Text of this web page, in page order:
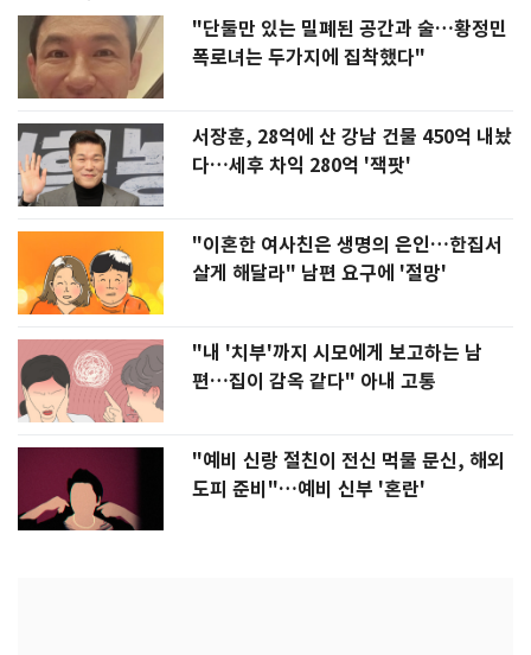
"단둘만 있는 밀폐된 공간과 술…황정민
폭로녀는 두가지에 집착했다"
서장훈, 28억에 산 강남 건물 450억 내놨
다…세후 차익 280억 '잭팟'
"이혼한 여사친은 생명의 은인…한집서
살게 해달라" 남편 요구에 '절망'
"내 '치부'까지 시모에게 보고하는 남
편…집이 감옥 같다" 아내 고통
"예비 신랑 절친이 전신 먹물 문신, 해외
도피 준비"…예비 신부 '혼란'